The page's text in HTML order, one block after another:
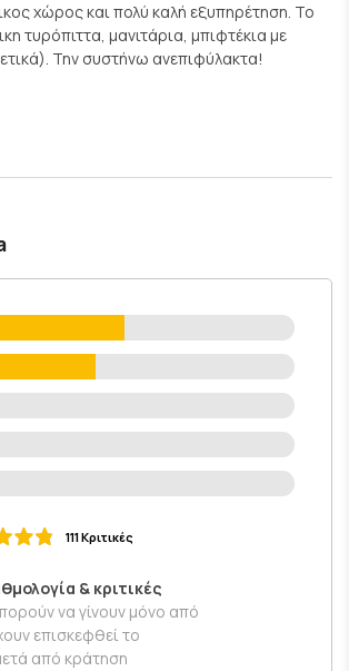
χώρος και πολύ καλή εξυπηρέτηση. Το
τυρόπιττα, μανιτάρια, μπιφτέκια με
Την συστήνω ανεπιφύλακτα!
111 Κριτικές
& κριτικές
να γίνουν μόνο από
επισκεφθεί το
από κράτηση